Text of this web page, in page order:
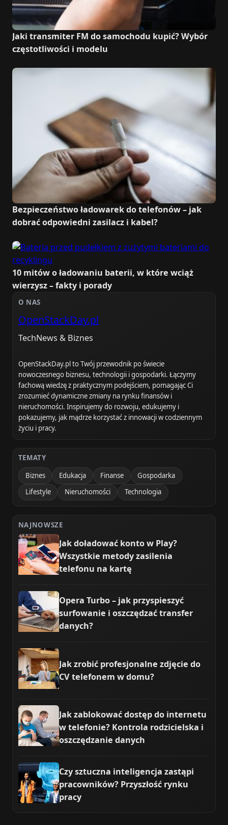
Jaki transmiter FM do samochodu kupić? Wybór
częstotliwości i modelu
Bezpieczeństwo ładowarek do telefonów – jak
dobrać odpowiedni zasilacz i kabel?
10 mitów o ładowaniu baterii, w które wciąż
wierzysz – fakty i porady
O NAS
OpenStackDay.pl
TechNews & Biznes
OpenStackDay.pl to Twój przewodnik po świecie
nowoczesnego biznesu, technologii i gospodarki. Łączymy
fachową wiedzę z praktycznym podejściem, pomagając Ci
zrozumieć dynamiczne zmiany na rynku finansów i
nieruchomości. Inspirujemy do rozwoju, edukujemy i
pokazujemy, jak mądrze korzystać z innowacji w codziennym
życiu i pracy.
TEMATY
Biznes
Edukacja Finanse
Gospodarka
Lifestyle
Nieruchomości Technologia
NAJNOWSZE
Jak doładować konto w Play?
Wszystkie metody zasilenia
telefonu na kartę
Opera Turbo – jak przyspieszyć
surfowanie i oszczędzać transfer
danych?
Jak zrobić profesjonalne zdjęcie do
CV telefonem w domu?
Jak zablokować dostęp do internetu
w telefonie? Kontrola rodzicielska i
oszczędzanie danych
Czy sztuczna inteligencja zastąpi
pracowników? Przyszłość rynku
pracy